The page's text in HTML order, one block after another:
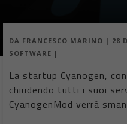
DA FRANCESCO MARINO | 28
SOFTWARE |
La startup Cyanogen,
chiudendo tutti i suoi
CyanogenMod verrà